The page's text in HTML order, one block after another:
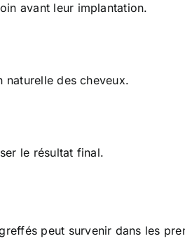
avant leur implantation.
naturelle des cheveux.
le résultat final.
peut survenir dans les